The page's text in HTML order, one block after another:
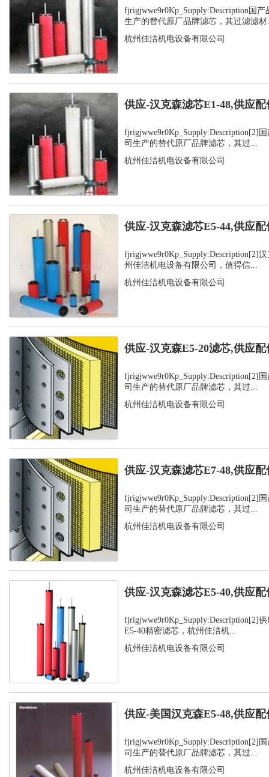
fjrigjwwe9r0Kp_Supply:Description国
生产的替代原厂品牌滤芯，其过滤滤材
杭州佳洁机电设备有限公司
供应-汉克森滤芯E1-48,供应配
fjrigjwwe9r0Kp_Supply:Description[2]
司生产的替代原厂品牌滤芯，其过...
杭州佳洁机电设备有限公司
供应-汉克森滤芯E5-44,供应配
fjrigjwwe9r0Kp_Supply:Description[2]
州佳洁机电设备有限公司，值得信...
杭州佳洁机电设备有限公司
供应-汉克森E5-20滤芯,供应配
fjrigjwwe9r0Kp_Supply:Description[2]
司生产的替代原厂品牌滤芯，其过...
杭州佳洁机电设备有限公司
供应-汉克森滤芯E7-48,供应配
fjrigjwwe9r0Kp_Supply:Description[2]
司生产的替代原厂品牌滤芯，其过...
杭州佳洁机电设备有限公司
供应-汉克森滤芯E5-40,供应配
fjrigjwwe9r0Kp_Supply:Description[2]
E5-40精密滤芯，杭州佳洁机...
杭州佳洁机电设备有限公司
供应-美国汉克森E5-48,供应配
fjrigjwwe9r0Kp_Supply:Description[2]
司生产的替代原厂品牌滤芯，其过...
杭州佳洁机电设备有限公司